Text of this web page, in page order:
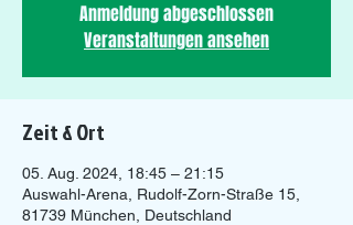
Anmeldung abgeschlossen
Veranstaltungen ansehen
Zeit & Ort
05. Aug. 2024, 18:45 – 21:15
Auswahl-Arena, Rudolf-Zorn-Straße 15,
81739 München, Deutschland